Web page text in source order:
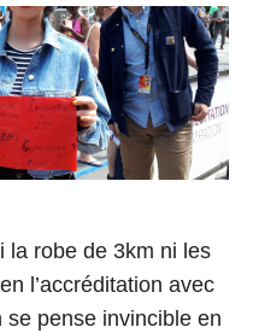
8
C
a
n
n
s
la robe de 3km ni les
l’accréditation avec
se pense invincible en